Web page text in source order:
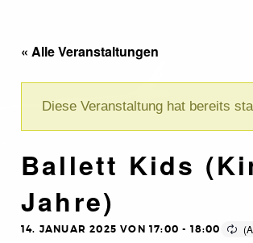
« Alle Veranstaltungen
Diese Veranstaltung hat bereits
Ballett Kids
Jahre)
14. JANUAR 2025 VON 17:00 - 18:00